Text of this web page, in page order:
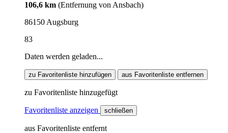
106,6 km (Entfernung von Ansbach)
86150 Augsburg
83
Daten werden geladen...
zu Favoritenliste hinzufügen aus Favoritenliste entfernen
zu Favoritenliste hinzugefügt
Favoritenliste anzeigen schließen
aus Favoritenliste entfernt